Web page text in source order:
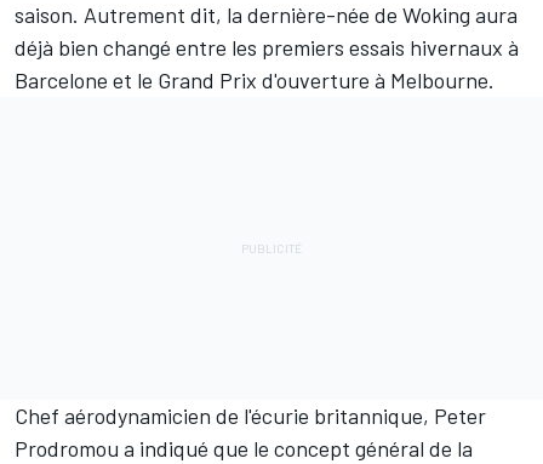
saison. Autrement dit, la dernière-née de Woking aura
déjà bien changé entre les premiers essais hivernaux à
Barcelone et le Grand Prix d'ouverture à Melbourne.
Chef aérodynamicien de l'écurie britannique, Peter
Prodromou a indiqué que le concept général de la